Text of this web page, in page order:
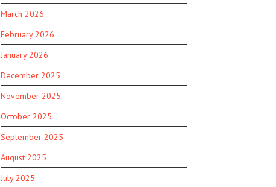
March 2026
February 2026
January 2026
December 2025
November 2025
October 2025
September 2025
August 2025
July 2025